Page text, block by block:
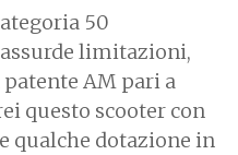
50
limitazioni,
AM pari a
questo scooter con
qualche dotazione in